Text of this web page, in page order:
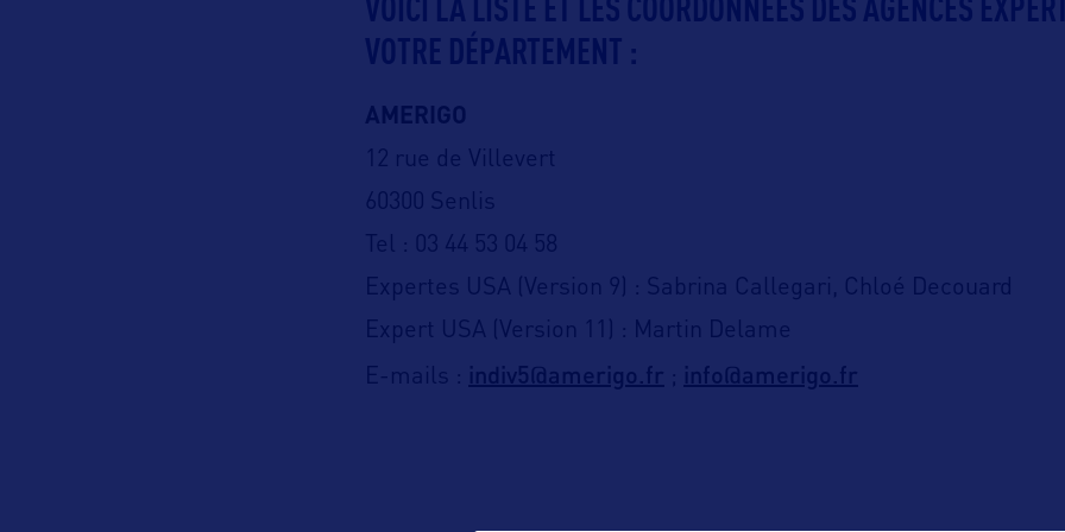
VOTRE DÉPARTEMENT :
AMERIGO
12 rue de Villevert
60300 Senlis
Tel : 03 44 53 04 58
Expertes USA (Version 9) : Sabrina Callegari, Chloé Decouard
Expert USA (Version 11) : Martin Delame
E-mails : indiv5@amerigo.fr ; info@amerigo.fr